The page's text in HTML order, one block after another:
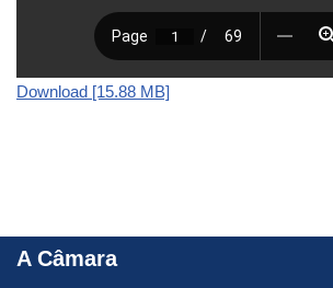
Download [15.88 MB]
A Câmara